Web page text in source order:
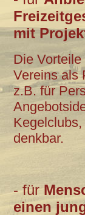
mit
Die
Vereins als
z.B. für
- für
einen